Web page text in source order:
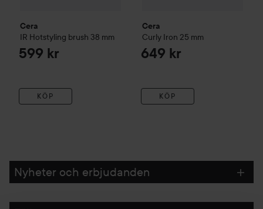
Cera
IR Hotstyling brush 38 mm
599 kr
KÖP
Cera
Curly Iron 25 mm
649 kr
KÖP
Nyheter och erbjudanden